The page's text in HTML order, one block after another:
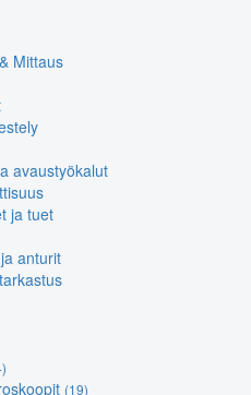
Mittaus
avaustyökalut
ja tuet
anturit
(19)